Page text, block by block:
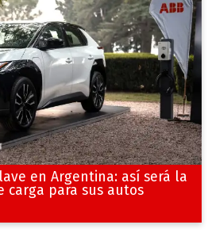
en Argentina: así será la
carga para sus autos